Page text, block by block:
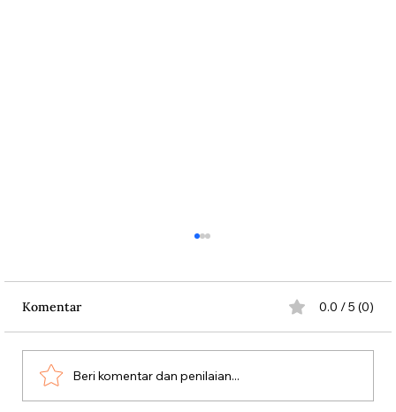
Persatuan Perjuangan
Komentar 0.0 / 5 (0)
Beri komentar dan penilaian...